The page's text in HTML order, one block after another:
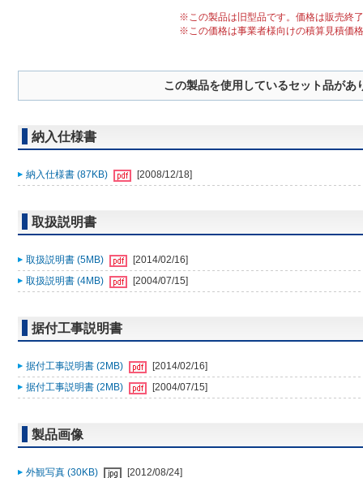
※この製品は旧型品です。価格は販売終
※この価格は事業者様向けの積算見積価
この製品を使用しているセット品があ
納入仕様書
納入仕様書 (87KB) [2008/12/18]
取扱説明書
取扱説明書 (5MB)
[2014/02/16]
取扱説明書 (4MB)
[2004/07/15]
据付工事説明書
据付工事説明書 (2MB)
[2014/02/16]
据付工事説明書 (2MB)
[2004/07/15]
製品画像
外観写真 (30KB) [2012/08/24]